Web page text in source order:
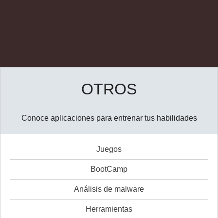
OTROS
Conoce aplicaciones para entrenar tus habilidades
Juegos
BootCamp
Análisis de malware
Herramientas